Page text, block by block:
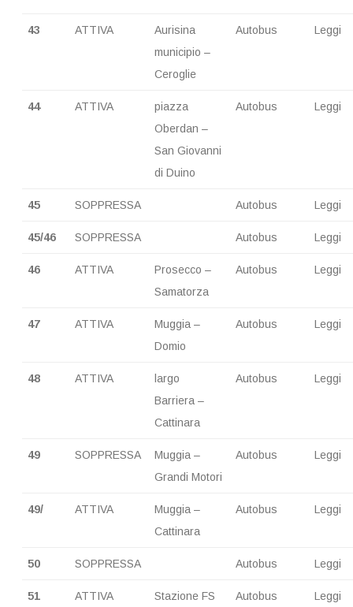
43 ATTIVA
Aurisina
municipio –
Ceroglie
Autobus Leggi
44 ATTIVA
piazza
Oberdan –
San Giovanni
di Duino
Autobus Leggi
45 SOPPRESSA Autobus Leggi
45/46 SOPPRESSA Autobus Leggi
46 ATTIVA
Prosecco –
Samatorza
Autobus Leggi
47 ATTIVA
Muggia –
Domio
Autobus Leggi
48 ATTIVA
largo
Barriera –
Cattinara
Autobus Leggi
49 SOPPRESSA
Muggia –
Grandi Motori
Autobus Leggi
49/ ATTIVA
Muggia –
Cattinara
Autobus Leggi
50 SOPPRESSA Autobus Leggi
51 ATTIVA
Stazione FS
Autobus Leggi